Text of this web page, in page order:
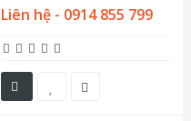
Liên hệ - 0914 855 799